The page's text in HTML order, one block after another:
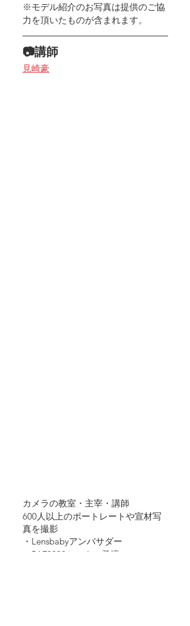
※モデル紹介のお写真は提供のご協
力を頂いたものが含まれます。
📷講師
見崎豪
カメラの教室・主宰・講師
600人以上のポートレートや宣材写
真を撮影
・Lensbabyアンバサダー
・PAF2022セミナー登壇